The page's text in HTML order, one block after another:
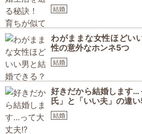
結婚
わがままな女性ほどい
性の意外なホンネ5つ
結婚
好きだから結婚します
氏」と「いい夫」の違
結婚